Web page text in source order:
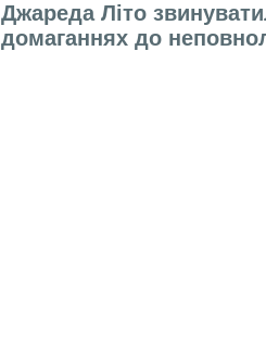
Джареда Літо
домаганнях до